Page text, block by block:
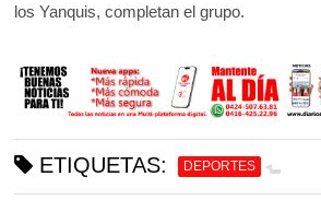
los Yanquis, completan el grupo.
ETIQUETAS: DEPORTES